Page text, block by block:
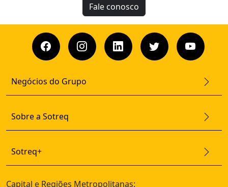
Fale conosco
Negócios do Grupo
Sobre a Sotreq
Sotreq+
Capital e Regiões Metropolitanas: